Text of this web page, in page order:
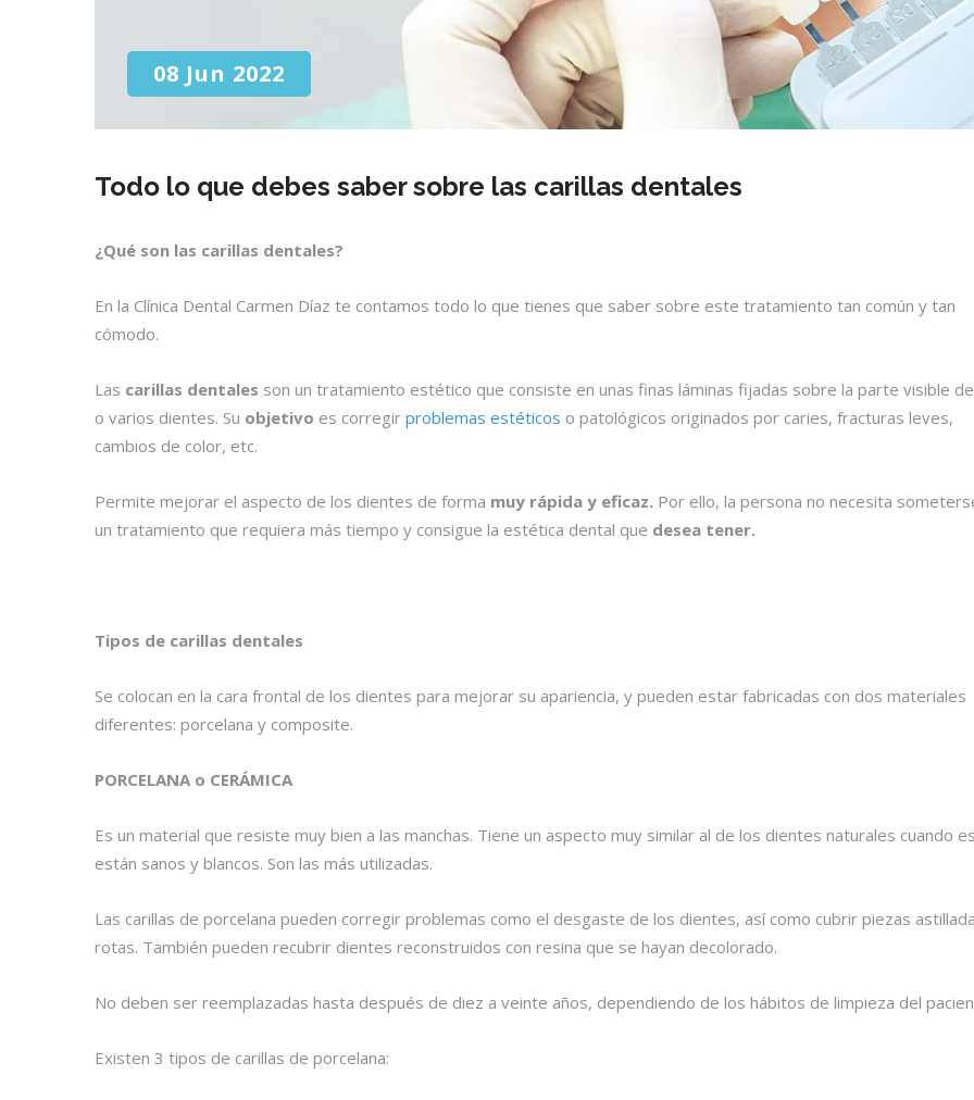
08 Jun 2022
Todo lo que debes saber sobre las carillas dentales
¿Qué son las carillas dentales?
En la Clínica Dental Carmen Díaz te contamos todo lo que tienes que saber sobre este tratamiento tan común y tan
cómodo.
Las carillas dentales son un tratamiento estético que consiste en unas finas láminas fijadas sobre la parte visible
o varios dientes. Su objetivo es corregir problemas estéticos o patológicos originados por caries, fracturas leves,
cambios de color, etc.
Permite mejorar el aspecto de los dientes de forma muy rápida y eficaz. Por ello, la persona no necesita
un tratamiento que requiera más tiempo y consigue la estética dental que desea tener.
Tipos de carillas dentales
Se colocan en la cara frontal de los dientes para mejorar su apariencia, y pueden estar fabricadas con dos materiales
diferentes: porcelana y composite.
PORCELANA o CERÁMICA
Es un material que resiste muy bien a las manchas. Tiene un aspecto muy similar al de los dientes naturales cuando
están sanos y blancos. Son las más utilizadas.
Las carillas de porcelana pueden corregir problemas como el desgaste de los dientes, así como cubrir piezas
rotas. También pueden recubrir dientes reconstruidos con resina que se hayan decolorado.
No deben ser reemplazadas hasta después de diez a veinte años, dependiendo de los hábitos de limpieza del
Existen 3 tipos de carillas de porcelana: